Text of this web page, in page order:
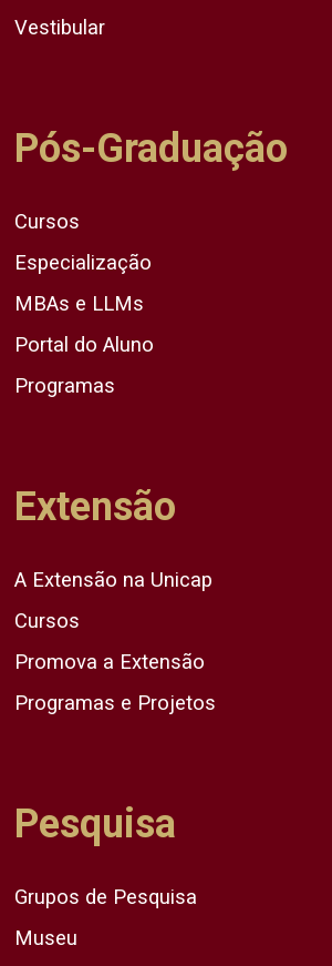
Vestibular
Pós-Graduação
Cursos
Especialização
MBAs e LLMs
Portal do Aluno
Programas
Extensão
A Extensão na Unicap
Cursos
Promova a Extensão
Programas e Projetos
Pesquisa
Grupos de Pesquisa
Museu